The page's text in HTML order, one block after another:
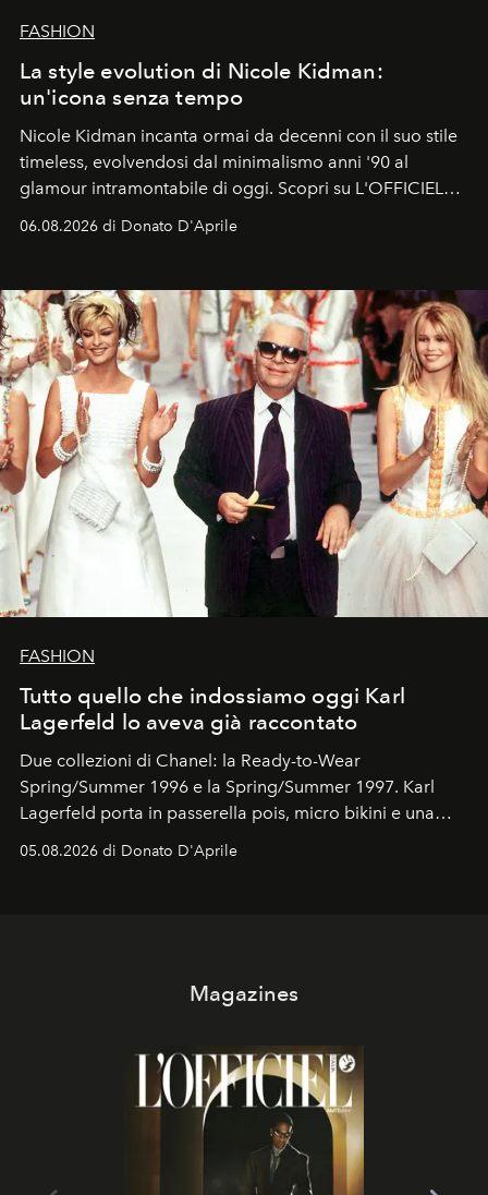
FASHION
La style evolution di Nicole Kidman:
un'icona senza tempo
Nicole Kidman incanta ormai da decenni con il suo stile
timeless, evolvendosi dal minimalismo anni '90 al
glamour intramontabile di oggi. Scopri su L'OFFICIEL
Italia la sua style evolution.
06.08.2026 di Donato D'Aprile
FASHION
Tutto quello che indossiamo oggi Karl
Lagerfeld lo aveva già raccontato
Due collezioni di Chanel: la Ready-to-Wear
Spring/Summer 1996 e la Spring/Summer 1997. Karl
Lagerfeld porta in passerella pois, micro bikini e una
logomania pensata per la spiaggia
Kate, Claudia e Carla una dietro l'altra. Trent'anni dopo,
05.08.2026 di Donato D'Aprile
Magazines